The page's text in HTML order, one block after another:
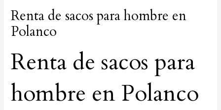
Renta de sacos para hombre en
Polanco
Renta de sacos para
hombre en Polanco